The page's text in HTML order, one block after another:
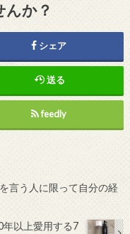
か？
シェア
送る
feedly
言う人に限って自分の経
年以上愛用する7